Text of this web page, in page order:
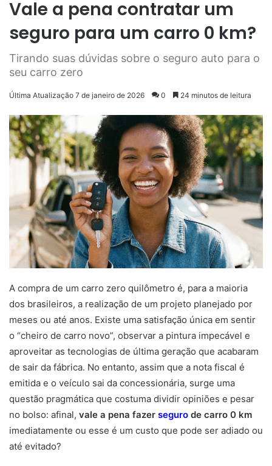
Vale a pena contratar um
seguro para um carro 0 km?
Tirando suas dúvidas sobre o seguro auto para o
seu carro zero
Última Atualização 7 de janeiro de 2026 0 24 minutos de leitura
A compra de um carro zero quilômetro é, para a maioria
dos brasileiros, a realização de um projeto planejado por
meses ou até anos. Existe uma satisfação única em sentir
o “cheiro de carro novo”, observar a pintura impecável e
aproveitar as tecnologias de última geração que acabaram
de sair da fábrica. No entanto, assim que a nota fiscal é
emitida e o veículo sai da concessionária, surge uma
questão pragmática que costuma dividir opiniões e pesar
no bolso: afinal, vale a pena fazer seguro de carro 0 km
imediatamente ou esse é um custo que pode ser adiado ou
até evitado?